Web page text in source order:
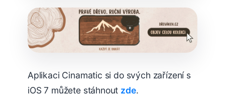
Aplikaci Cinamatic si do svých zařízení s
iOS 7 můžete stáhnout zde.